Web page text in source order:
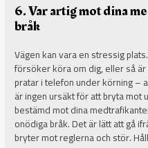
6. Var artig mot dina
bråk
Vägen kan vara en stressig
försöker köra om dig, eller så
pratar i telefon under körning –
är ingen ursäkt för att bryta mot
bestämd mot dina
onödiga bråk. Det är lätt att gå
bryter mot reglerna och stör.